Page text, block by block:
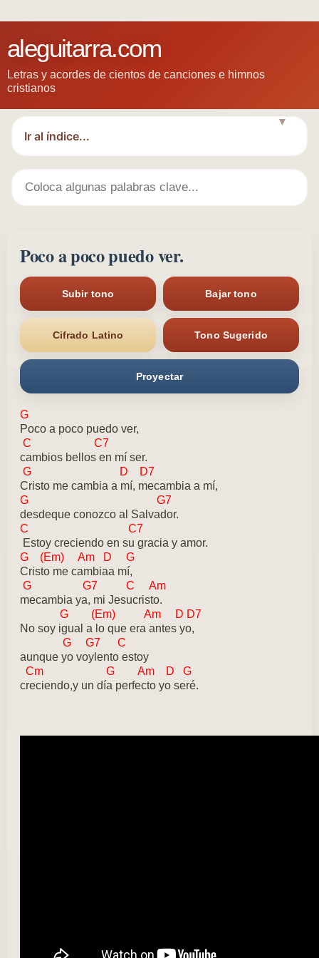
aleguitarra.com
Letras y acordes de cientos de canciones e himnos
cristianos
▼
Poco a poco puedo ver.
Subir tono Bajar tono
Cifrado Latino Tono Sugerido
Proyectar
G
Poco a poco puedo ver,
C C7
cambios bellos en mí ser.
G D D7
Cristo me cambia a mí, mecambia a mí,
G G7
desdeque conozco al Salvador.
C C7
Estoy creciendo en su gracia y amor.
G (Em) Am D G
Cristo me cambiaa mí,
G G7 C Am
mecambia ya, mi Jesucristo.
G (Em) Am D D7
No soy igual a lo que era antes yo,
G G7 C
aunque yo voylento estoy
Cm G Am D G
creciendo,y un día perfecto yo seré.